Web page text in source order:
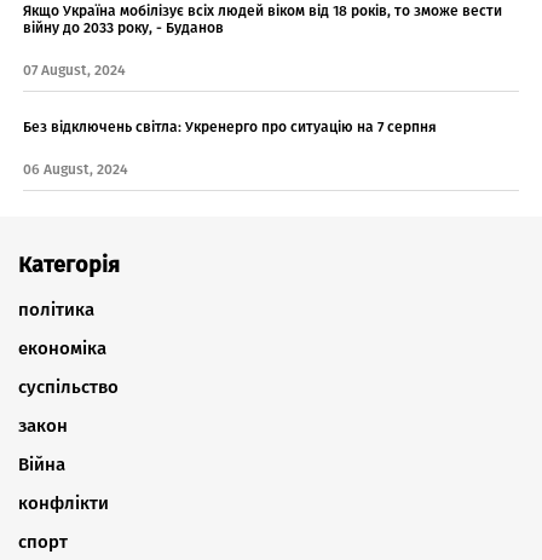
Якщо Україна мобілізує всіх людей віком від 18 років, то зможе вести
війну до 2033 року, - Буданов
07 August, 2024
Без відключень світла: Укренерго про ситуацію на 7 серпня
06 August, 2024
Категорія
політика
економіка
суспільство
закон
Війна
конфлікти
спорт